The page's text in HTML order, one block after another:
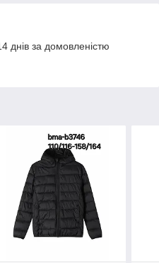
днів за домовленістю